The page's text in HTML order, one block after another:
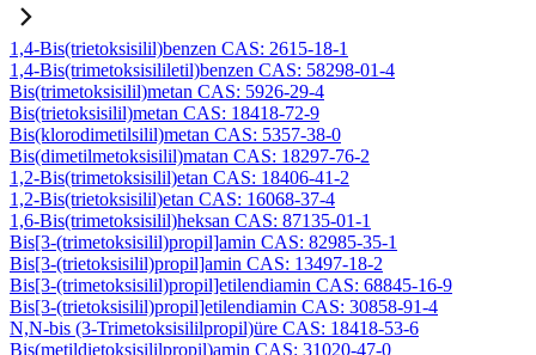
1,4-Bis(trietoksisilil)benzen CAS: 2615-18-1
1,4-Bis(trimetoksisililetil)benzen CAS: 58298-01-4
Bis(trimetoksisilil)metan CAS: 5926-29-4
Bis(trietoksisilil)metan CAS: 18418-72-9
Bis(klorodimetilsilil)metan CAS: 5357-38-0
Bis(dimetilmetoksisilil)matan CAS: 18297-76-2
1,2-Bis(trimetoksisilil)etan CAS: 18406-41-2
1,2-Bis(trietoksisilil)etan CAS: 16068-37-4
1,6-Bis(trimetoksisilil)heksan CAS: 87135-01-1
Bis[3-(trimetoksisilil)propil]amin CAS: 82985-35-1
Bis[3-(trietoksisilil)propil]amin CAS: 13497-18-2
Bis[3-(trimetoksisilil)propil]etilendiamin CAS: 68845-16-9
Bis[3-(trietoksisilil)propil]etilendiamin CAS: 30858-91-4
N,N-bis (3-Trimetoksisililpropil)üre CAS: 18418-53-6
Bis(metildietoksisililpropil)amin CAS: 31020-47-0